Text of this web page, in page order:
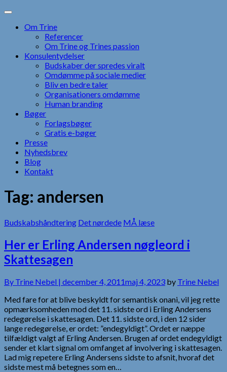
Skip
contentOm Trine
Referencer
Om Trine og Trines passion
Konsulentydelser
Budskaber der spredes viralt
Omdømme på sociale medier
Bliv en bedre taler
Organisationers omdømme
Human branding
Bøger
Forlagsbøger
Gratis e-bøger
Presse
Nyhedsbrev
Blog
Kontakt
Tag: andersen
Budskabshåndtering Det nørdede MÅ læse
Her er Erling Andersen nøgleord i
Skattesagen
By Trine Nebel | december 4, 2011maj 4, 2023 by Trine Nebel
Med fare for at blive beskyldt for semantisk onani, vil jeg rette
opmærksomheden mod det 11. sidste ord i Erling Andersens
redegørelse i skattesagen. Det 11. sidste ord, i den 12 sider
lange redegørelse, er ordet: ”endegyldigt”. Ordet er næppe
tilfældigt valgt af Erling Andersen. Brugen af ordet endegyldigt
sender et klart signal om omfanget af involvering i skattesagen.
Lad mig repetere Erling Andersens sidste to afsnit, hvoraf det
sidste mest må betegnes som en…